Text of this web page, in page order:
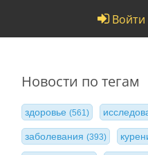
Войти
Новости по тегам
здоровье (561)
заболевания (393)